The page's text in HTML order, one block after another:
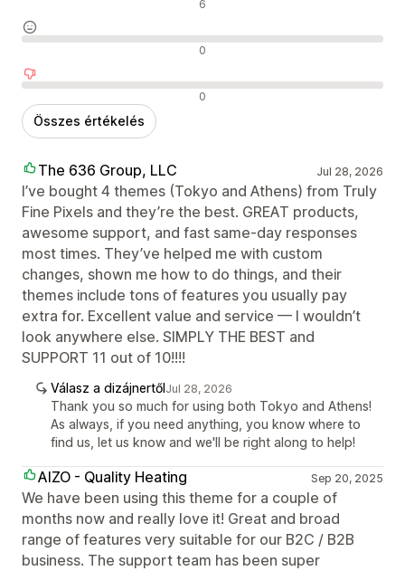
6
0
0
Összes értékelés
The 636 Group, LLC Jul 28, 2026
I’ve bought 4 themes (Tokyo and Athens) from Truly
Fine Pixels and they’re the best. GREAT products,
awesome support, and fast same-day responses
most times. They’ve helped me with custom
changes, shown me how to do things, and their
themes include tons of features you usually pay
extra for. Excellent value and service — I wouldn’t
look anywhere else. SIMPLY THE BEST and
SUPPORT 11 out of 10!!!!
Válasz a dizájnertőlJul 28, 2026
Thank you so much for using both Tokyo and Athens!
As always, if you need anything, you know where to
find us, let us know and we'll be right along to help!
AIZO - Quality Heating Sep 20, 2025
We have been using this theme for a couple of
months now and really love it! Great and broad
range of features very suitable for our B2C / B2B
business. The support team has been super